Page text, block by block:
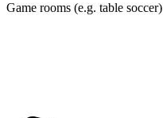
Game rooms (e.g. table soccer)